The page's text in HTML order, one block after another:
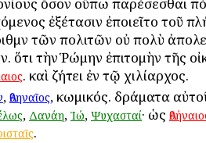
ὅσον οὔπω παρέσεσθαι
ἐξέτασιν ἐποιεῖτο τοῦ
τῶν πολιτῶν οὐ πολὺ
ὅτι τὴν Ῥώμην ἐπιτομὴν τῆς
. καὶ ζήτει ἐν τῷ χιλίαρχος.
, Ἀθηναῖος, κωμικός. δράματα
, Δανάη, Ἰώ, Ψυχασταί· ὡς
.